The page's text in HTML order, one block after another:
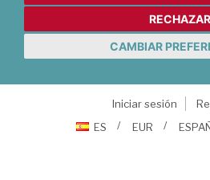
RECHAZAR
CAMBIAR
Iniciar sesión
ES
EUR